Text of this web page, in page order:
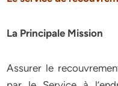
La Principale Mission
Assurer le